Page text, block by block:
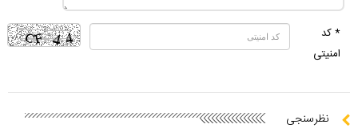
* کد
امنیتی
نظرسنجی